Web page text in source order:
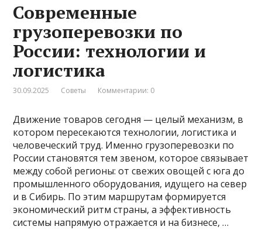
Современные
грузоперевозки по
России: технологии и
логистика
30.09.2025 Советы Комментарии: 0
Движение товаров сегодня — целый механизм, в
котором пересекаются технологии, логистика и
человеческий труд. Именно грузоперевозки по
России становятся тем звеном, которое связывает
между собой регионы: от свежих овощей с юга до
промышленного оборудования, идущего на север
и в Сибирь. По этим маршрутам формируется
экономический ритм страны, а эффективность
системы напрямую отражается и на бизнесе, …